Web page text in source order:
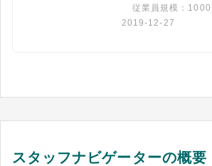
従業員規模：1000
2019-12-27
スタッフナビゲーターの概要